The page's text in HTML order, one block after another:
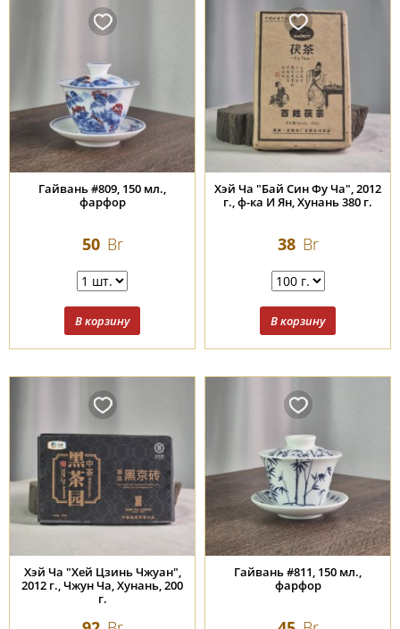
Гайвань #809, 150 мл.,
фарфор
50 Br
Хэй Ча "Бай Син Фу Ча", 2012
г., ф-ка И Ян, Хунань 380 г.
38 Br
Хэй Ча "Хей Цзинь Чжуан",
2012 г., Чжун Ча, Хунань, 200
г.
Гайвань #811, 150 мл.,
фарфор